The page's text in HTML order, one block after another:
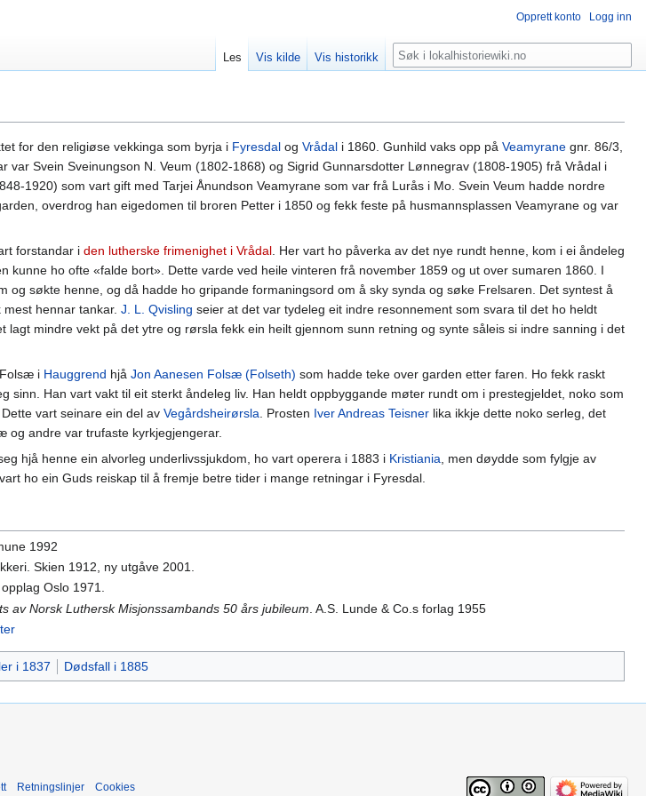
for den religiøse vekkinga som byrja i Fyresdal og Vrådal i 1860. Gunhild vaks opp på Veamyrane gnr. 86/3,
var Svein Sveinungson N. Veum (1802-1868) og Sigrid Gunnarsdotter Lønnegrav (1808-1905) frå Vrådal i
1920) som vart gift med Tarjei Ånundson Veamyrane som var frå Lurås i Mo. Svein Veum hadde nordre
overdrog han eigedomen til broren Petter i 1850 og fekk feste på husmannsplassen Veamyrane og var
forstandar i den lutherske frimenighet i Vrådal. Her vart ho påverka av det nye rundt henne, kom i ei åndeleg
ho ofte «falde bort». Dette varde ved heile vinteren frå november 1859 og ut over sumaren 1860. I
og søkte henne, og då hadde ho gripande formaningsord om å sky synda og søke Frelsaren. Det syntest å
hennar tankar. J. L. Qvisling seier at det var tydeleg eit indre resonnement som svara til det ho heldt
mindre vekt på det ytre og rørsla fekk ein heilt gjennom sunn retning og synte såleis si indre sanning i det
i Hauggrend hjå Jon Aanesen Folsæ (Folseth) som hadde teke over garden etter faren. Ho fekk raskt
sinn. Han vart vakt til eit sterkt åndeleg liv. Han heldt oppbyggande møter rundt om i prestegjeldet, noko som
vart seinare ein del av Vegårdsheirørsla. Prosten Iver Andreas Teisner lika ikkje dette noko serleg, det
og andre var trufaste kyrkjegjengerar.
hjå henne ein alvorleg underlivssjukdom, ho vart operera i 1883 i Kristiania, men døydde som fylgje av
ho ein Guds reiskap til å fremje betre tider i mange retningar i Fyresdal.
1992
Skien 1912, ny utgåve 2001.
Oslo 1971.
av Norsk Luthersk Misjonssambands 50 års jubileum . A.S. Lunde & Co.s forlag 1955
i 1837 Dødsfall i 1885
Opprett konto Logg inn
Les Vis kilde Vis historikk Søk
Retningslinjer Cookies